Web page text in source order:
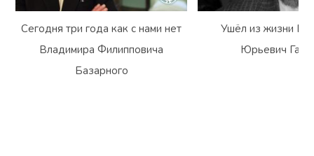
Сегодня три года как с нами нет
Владимира Филипповича
Базарного
Ушёл из жизни
Юрьевич